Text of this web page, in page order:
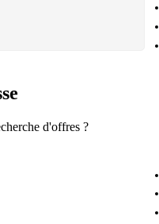
d'offres ?